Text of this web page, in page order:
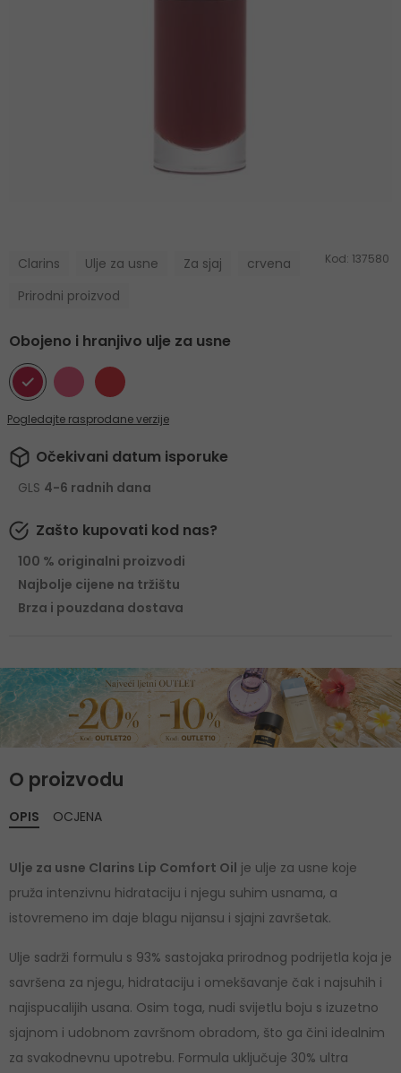
Clarins Ulje za usne Za sjaj
crvena
Prirodni proizvod
Kod: 137580
Obojeno i hranjivo ulje za usne
Pogledajte rasprodane verzije
Očekivani datum isporuke
GLS 4-6 radnih dana
Zašto kupovati kod nas?
100 % originalni proizvodi
Najbolje cijene na tržištu
Brza i pouzdana dostava
O proizvodu
OPIS
Ulje za usne Clarins Lip Comfort Oil je ulje za usne koje
pruža intenzivnu hidrataciju i njegu suhim usnama, a
istovremeno im daje blagu nijansu i sjajni završetak.
Ulje sadrži formulu s 93% sastojaka prirodnog podrijetla koja je
savršena za njegu, hidrataciju i omekšavanje čak i najsuhih i
najispucalijih usana. Osim toga, nudi svijetlu boju s izuzetno
sjajnom i udobnom završnom obradom, što ga čini idealnim
za svakodnevnu upotrebu. Formula uključuje 30% ultra
OCJENA